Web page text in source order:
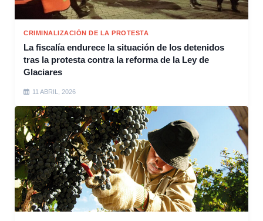
CRIMINALIZACIÓN DE LA PROTESTA
La fiscalía endurece la situación de los detenidos
tras la protesta contra la reforma de la Ley de
Glaciares
11 ABRIL, 2026